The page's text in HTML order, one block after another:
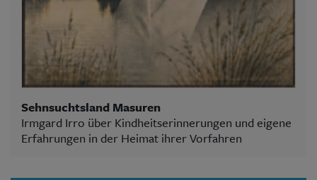
Sehnsuchtsland Masuren
Irmgard Irro über Kindheitserinnerungen und eigene
Erfahrungen in der Heimat ihrer Vorfahren